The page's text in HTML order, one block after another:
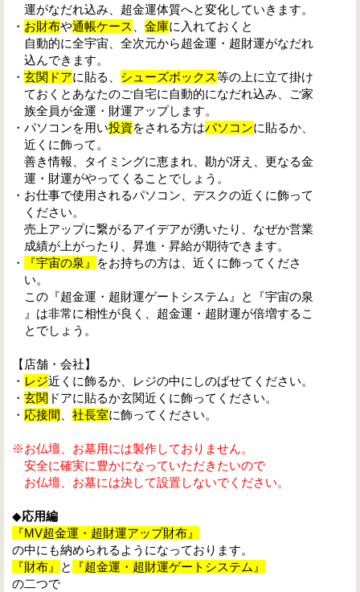
運がなだれ込み、超金運体質へと変化していきます。
・ お財布や通帳ケース 金庫に入れておくと
自動的に全宇宙、全次元から超金運・超財運がなだれ
込んできます。
・ 玄関ドアに貼る、 シューズボックス等の上に立て掛け
ておくとあなたのご自宅に自動的になだれ込み、ご家
族全員が金運・財運アップします。
・パソコンを用い投資をされる方はパソコンに貼るか、
近くに飾って。
善き情報、タイミングに恵まれ、勘が冴え、更なる金
運・財運がやってくることでしょう。
・お仕事で使用されるパソコン、デスクの近くに飾って
ください。
売上アップに繋がるアイデアが湧いたり、なぜか営業
成績が上がったり、昇進・昇給が期待できます。
・
『宇宙の泉』
をお持ちの方は、近くに飾ってくださ
い。
この『超金運・超財運ゲートシステム』と『宇宙の泉
』は非常に相性が良く、超金運・超財運が倍増するこ
とでしょう。
【店舗・会社】
・ レジ近くに飾るか、レジの中にしのばせてください。
・ 玄関 ドアに貼るか玄関近くに飾ってください。
・ 応接間 社長室に飾ってください。
※お仏壇、お墓用には製作しておりません。
安全に確実に豊かになっていただきたいので
お仏壇、お墓には決して設置しないでください。
◆応用編
『MV超金運・超財運アップ財布』
の中にも納められるようになっております。
『財布』
と
『超金運・超財運ゲートシステム』
の二つで